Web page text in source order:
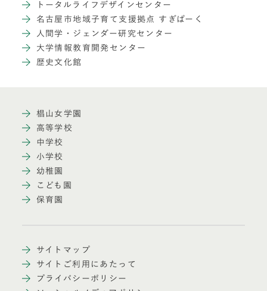
トータルライフデザインセンター
名古屋市地域子育て支援拠点 すぎぱーく
人間学・ジェンダー研究センター
大学情報教育開発センター
歴史文化館
椙山女学園
高等学校
中学校
小学校
幼稚園
こども園
保育園
サイトマップ
サイトご利用にあたって
プライバシーポリシー